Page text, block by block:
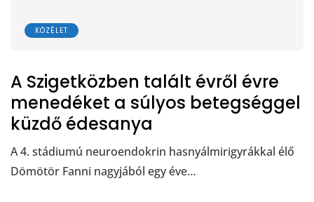
KÖZÉLET
A Szigetközben talált évről évre
menedéket a súlyos betegséggel
küzdő édesanya
A 4. stádiumú neuroendokrin hasnyálmirigyrákkal élő
Dömötör Fanni nagyjából egy éve…